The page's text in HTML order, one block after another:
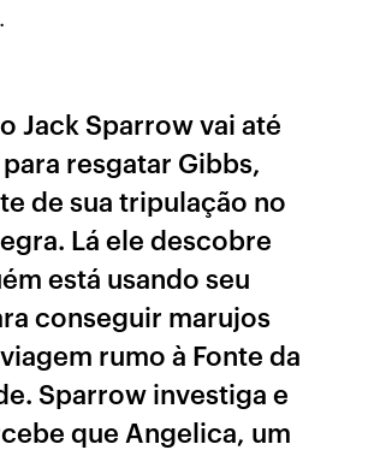
Jack Sparrow vai até
resgatar Gibbs,
de sua tripulação no
Lá ele descobre
está usando seu
conseguir marujos
rumo à Fonte da
Sparrow investiga e
que Angelica, um